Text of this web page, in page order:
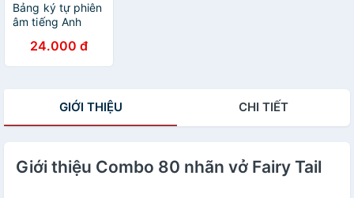
Bảng ký tự phiên
âm tiếng Anh
24.000 đ
GIỚI THIỆU CHI TIẾT
Giới thiệu Combo 80 nhãn vở Fairy Tail